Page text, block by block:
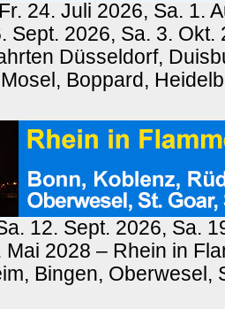
24. Juli 2026, Sa. 1.
Sept. 2026, Sa. 3. Okt.
Düsseldorf,
Boppard,
12. Sept. 2026, Sa.
Mai 2028 – Rhein in
Bingen, Oberwesel,